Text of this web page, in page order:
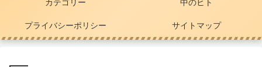
カテゴリー 中のヒト
プライバシーポリシー サイトマップ